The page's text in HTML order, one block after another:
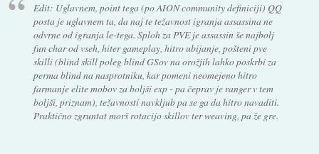
Edit: Uglavnem, point tega (po AION community definiciji) QQ
posta je uglavnem ta, da naj te težavnost igranja assassina ne
odvrne od igranja le-tega. Sploh za PVE je assassin še najbolj
fun char od vseh, hiter gameplay, hitro ubijanje, pošteni pve
skilli (blind skill poleg blind GSov na orožjih lahko poskrbi za
perma blind na nasprotniku, kar pomeni neomejeno hitro
farmanje elite mobov za boljši exp - pa čeprav je ranger v tem
boljši, priznam), težavnosti navkljub pa se ga da hitro navaditi.
Praktično zgruntat morš rotacijo skillov ter weaving, pa že gre.